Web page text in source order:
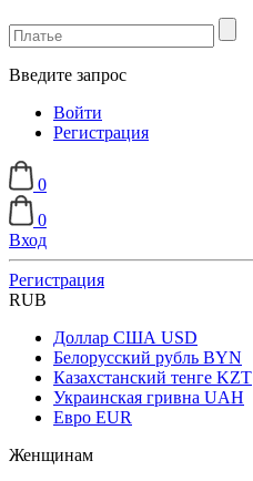
Введите запрос
Войти
Регистрация
0
0
Вход
Регистрация
RUB
Доллар США USD
Белорусский рубль BYN
Казахстанский тенге KZT
Украинская гривна UAH
Евро EUR
Женщинам